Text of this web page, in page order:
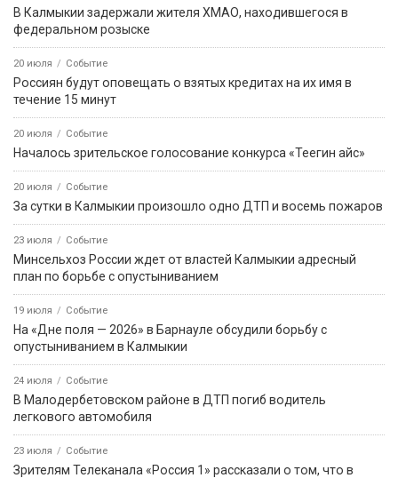
В Калмыкии задержали жителя ХМАО, находившегося в
федеральном розыске
20 июля Событие
Россиян будут оповещать о взятых кредитах на их имя в
течение 15 минут
20 июля Событие
Началось зрительское голосование конкурса «Теегин айс»
20 июля Событие
За сутки в Калмыкии произошло одно ДТП и восемь пожаров
23 июля Событие
Минсельхоз России ждет от властей Калмыкии адресный
план по борьбе с опустыниванием
19 июля Событие
На «Дне поля — 2026» в Барнауле обсудили борьбу с
опустыниванием в Калмыкии
24 июля Событие
В Малодербетовском районе в ДТП погиб водитель
легкового автомобиля
23 июля Событие
Зрителям Телеканала «Россия 1» рассказали о том, что в